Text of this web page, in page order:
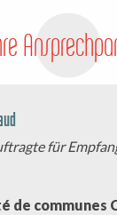
für
de communes